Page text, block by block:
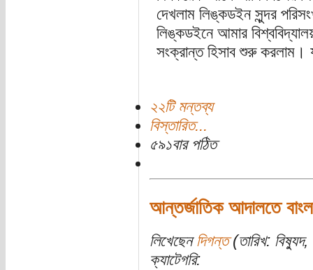
দেখলাম লিঙ্কডইন সুন্দর
লিঙ্কডইনে আমার
সংক্রান্ত হিসাব শুরু করলাম।
২২টি মন্তব্য
বিস্তারিত...
৫৯১বার পঠিত
আন্তর্জাতিক আদালতে
লিখেছেনদিগন্ত(তারিখ:
ক্যাটেগরি: